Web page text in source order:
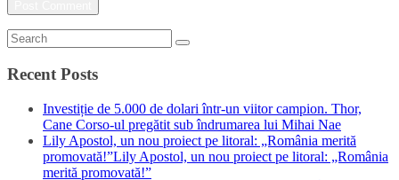
Recent Posts
Investiție de 5.000 de dolari într-un viitor campion. Thor,
Cane Corso-ul pregătit sub îndrumarea lui Mihai Nae
Lily Apostol, un nou proiect pe litoral: „România merită
promovată!”Lily Apostol, un nou proiect pe litoral: „România
merită promovată!”